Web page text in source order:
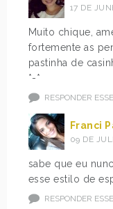
17 DE
Muito chique,
fortemente as
pastinha de
*-*
RESPONDER
Franci
09 DE
sabe que eu
esse estilo de
RESPONDER